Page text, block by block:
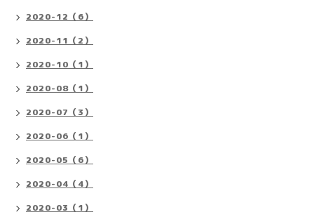
2020-12（6）
2020-11（2）
2020-10（1）
2020-08（1）
2020-07（3）
2020-06（1）
2020-05（6）
2020-04（4）
2020-03（1）